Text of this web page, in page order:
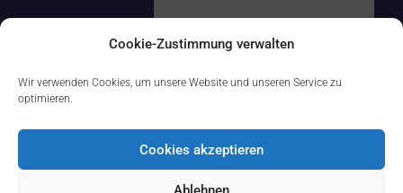
Cookie-Zustimmung verwalten
Wir verwenden Cookies, um unsere Website und unseren Service zu
optimieren.
Cookies akzeptieren